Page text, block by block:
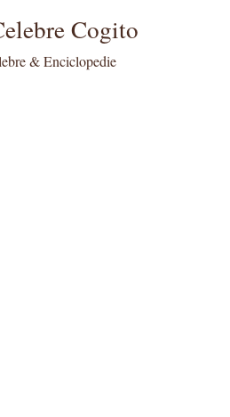
Cogito
& Enciclopedie